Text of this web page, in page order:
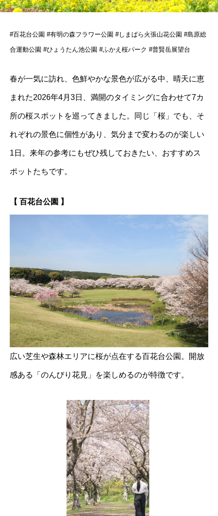
#百花台公園 #有明の森フラワー公園 #しまばら火張山花公園 #島原総
合運動公園 #ひょうたん池公園 #ふかえ桜パーク #普賢岳展望台
春が一気に訪れ、色鮮やかな景色が広がる中、晴天に恵
まれた2026年4月3日、満開のタイミングに合わせて7カ
所の桜スポットを巡ってきました。同じ「桜」でも、そ
れぞれの景色に個性があり、気分まで変わるのが楽しい
1日。来年の参考にもぜひ残しておきたい、おすすめス
ポットたちです。
【 百花台公園 】
広い芝生や森林エリアに桜が点在する百花台公園。開放
感ある「のんびり花見」を楽しめるのが特徴です。